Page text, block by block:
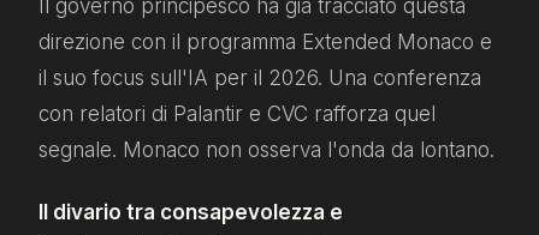
Il governo principesco ha già tracciato questa
direzione con il programma Extended Monaco e
il suo focus sull'IA per il 2026. Una conferenza
con relatori di Palantir e CVC rafforza quel
segnale. Monaco non osserva l'onda da lontano.
Il divario tra consapevolezza e